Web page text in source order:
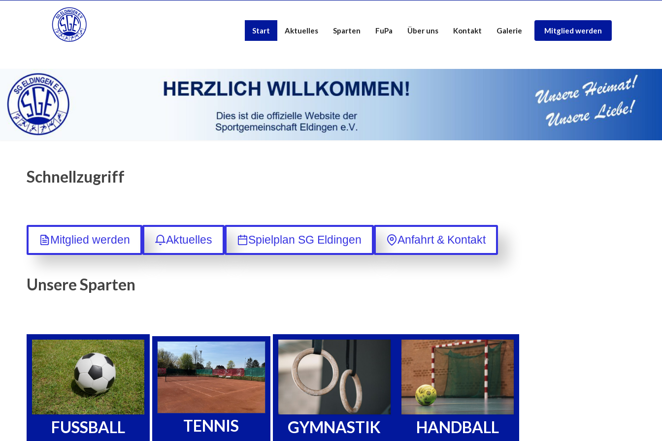
Start Aktuelles Sparten FuPa Über uns Kontakt Galerie Mitglied werden
Schnellzugriff
Mitglied werden Aktuelles Spielplan SG Eldingen Anfahrt & Kontakt
Unsere Sparten
FUSSBALL TENNIS GYMNASTIK HANDBALL